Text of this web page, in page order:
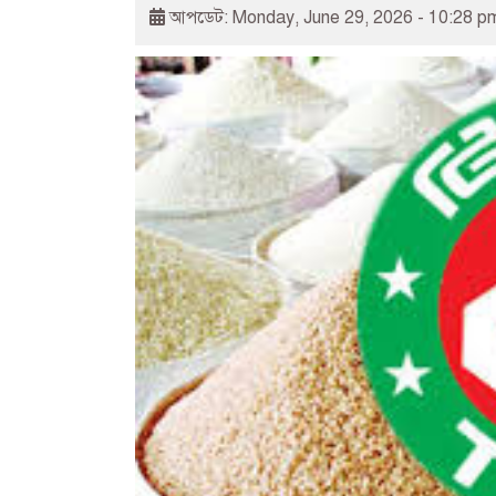
আপডেট: Monday, June 29, 2026 - 10:28